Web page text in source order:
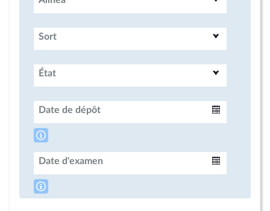
Sort
État
Date de dépôt
Date d'examen